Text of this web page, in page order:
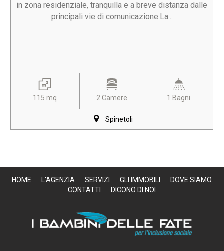
in zona residenziale, tranquilla e a breve distanza dalle
principali vie di comunicazione.La...
115 mq 2 Camere 1 Bagni
Spinetoli
HOME L'AGENZIA SERVIZI GLI IMMOBILI
DOVE SIAMO
CONTATTI
DICONO DI NOI